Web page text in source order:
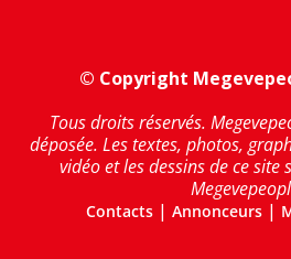
© Copyright
Tous droits réservés.
déposée. Les textes, photos,
vidéo et les dessins de ce
Contacts| Annonceurs|